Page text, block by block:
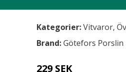
Kategorier:Vitvaror,
Brand:Götefors Porslin
229 SEK